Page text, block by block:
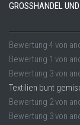
GROSSHANDEL UND
Bewertung 4 von
Bewertung 1 von
Bewertung 3von
Textilien bunt
Bewertung 2von
Bewertung 3von